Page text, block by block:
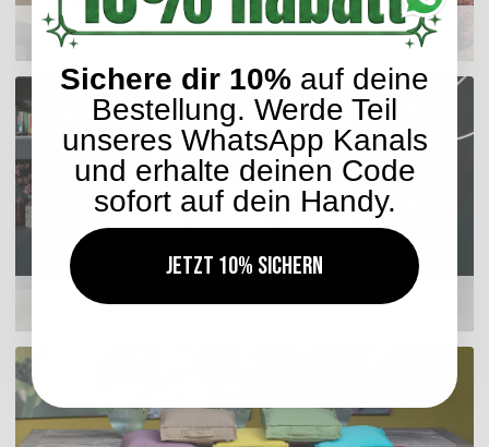
Sitzkissen
Hocker
Sichere dir 10% auf deine
Bestellung. Werde Teil
unseres WhatsApp Kanals
und erhalte deinen Code
sofort auf dein Handy.
Jetzt 10% sichern